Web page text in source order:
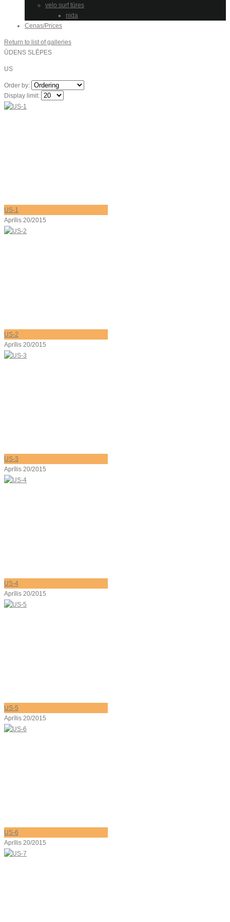
velo surf tūres
nida
Cenas/Prices
Return to list of galleries
ŪDENS SLĒPES
US
Order by:
Display limit:
US-1
Aprīlis 20/2015
US-2
Aprīlis 20/2015
US-3
Aprīlis 20/2015
US-4
Aprīlis 20/2015
US-5
Aprīlis 20/2015
US-6
Aprīlis 20/2015